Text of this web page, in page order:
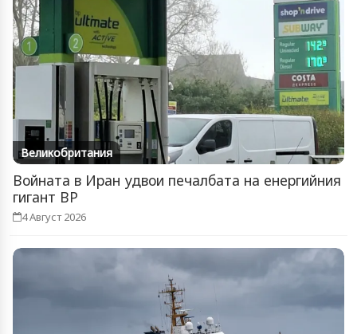
Великобритания
Войната в Иран удвои печалбата на енергийния
гигант BP
4 Август 2026